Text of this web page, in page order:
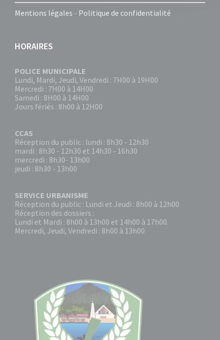
Mentions légales - Politique de confidentialité
HORAIRES
POLICE MUNICIPALE
Lundi, Mardi, Jeudi, Vendredi : 7H00 à 19H00
Mercredi : 7H00 à 14H00
Samedi : 8H00 à 14H00
Jours fériés : 8h00 à 12H00
CCAS
Réception du public : lundi : 8h30 - 12h30
mardi : 8h30 - 12h30 et 14h30 - 16h30
mercredi : 8h30- 13h00
jeudi : 8h30 - 13h00
SERVICE URBANISME
Réception du public : Lundi et Jeudi : 8h00 à 12h00
Réception des dossiers :
Lundi et Mardi : 8h00 à 13h00 et 14h00 à 17h00.
Mercredi, Jeudi, Vendredi : 8h00 à 13h00